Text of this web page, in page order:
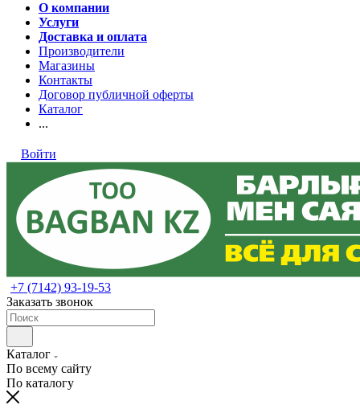
О компании
Услуги
Доставка и оплата
Производители
Магазины
Контакты
Договор публичной оферты
Каталог
...
Войти
+7 (7142) 93-19-53
Заказать звонок
Каталог
По всему сайту
По каталогу